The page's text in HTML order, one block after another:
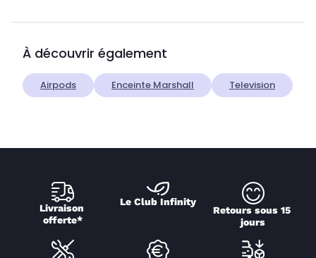
À découvrir également
Airpods Enceinte Marshall Television
Livraison
offerte*
Le Club Infinity
Retours sous 15
jours